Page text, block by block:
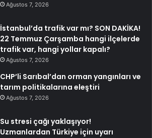
Ağustos 7, 2026
İstanbul’da trafik var mı? SON DAKİKA!
22 Temmuz Çarşamba hangi ilçelerde
trafik var, hangi yollar kapalı?
Ağustos 7, 2026
CHP’li Sarıbal’dan orman yangınları ve
tarım politikalarına eleştiri
Ağustos 7, 2026
Su stresi çağı yaklaşıyor!
Uzmanlardan Türkiye için uyarı